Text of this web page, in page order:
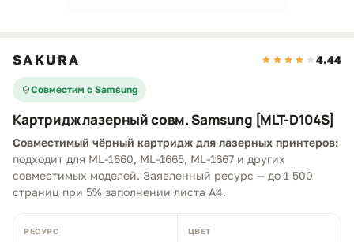
SAKURA 4.44
Совместим с Samsung
Картридж лазерный совм. Samsung [MLT-D104S]
Совместимый чёрный картридж для лазерных принтеров:
подходит для ML-1660, ML-1665, ML-1667 и других
совместимых моделей. Заявленный ресурс — до 1 500
страниц при 5% заполнении листа A4.
РЕСУРС ЦВЕТ